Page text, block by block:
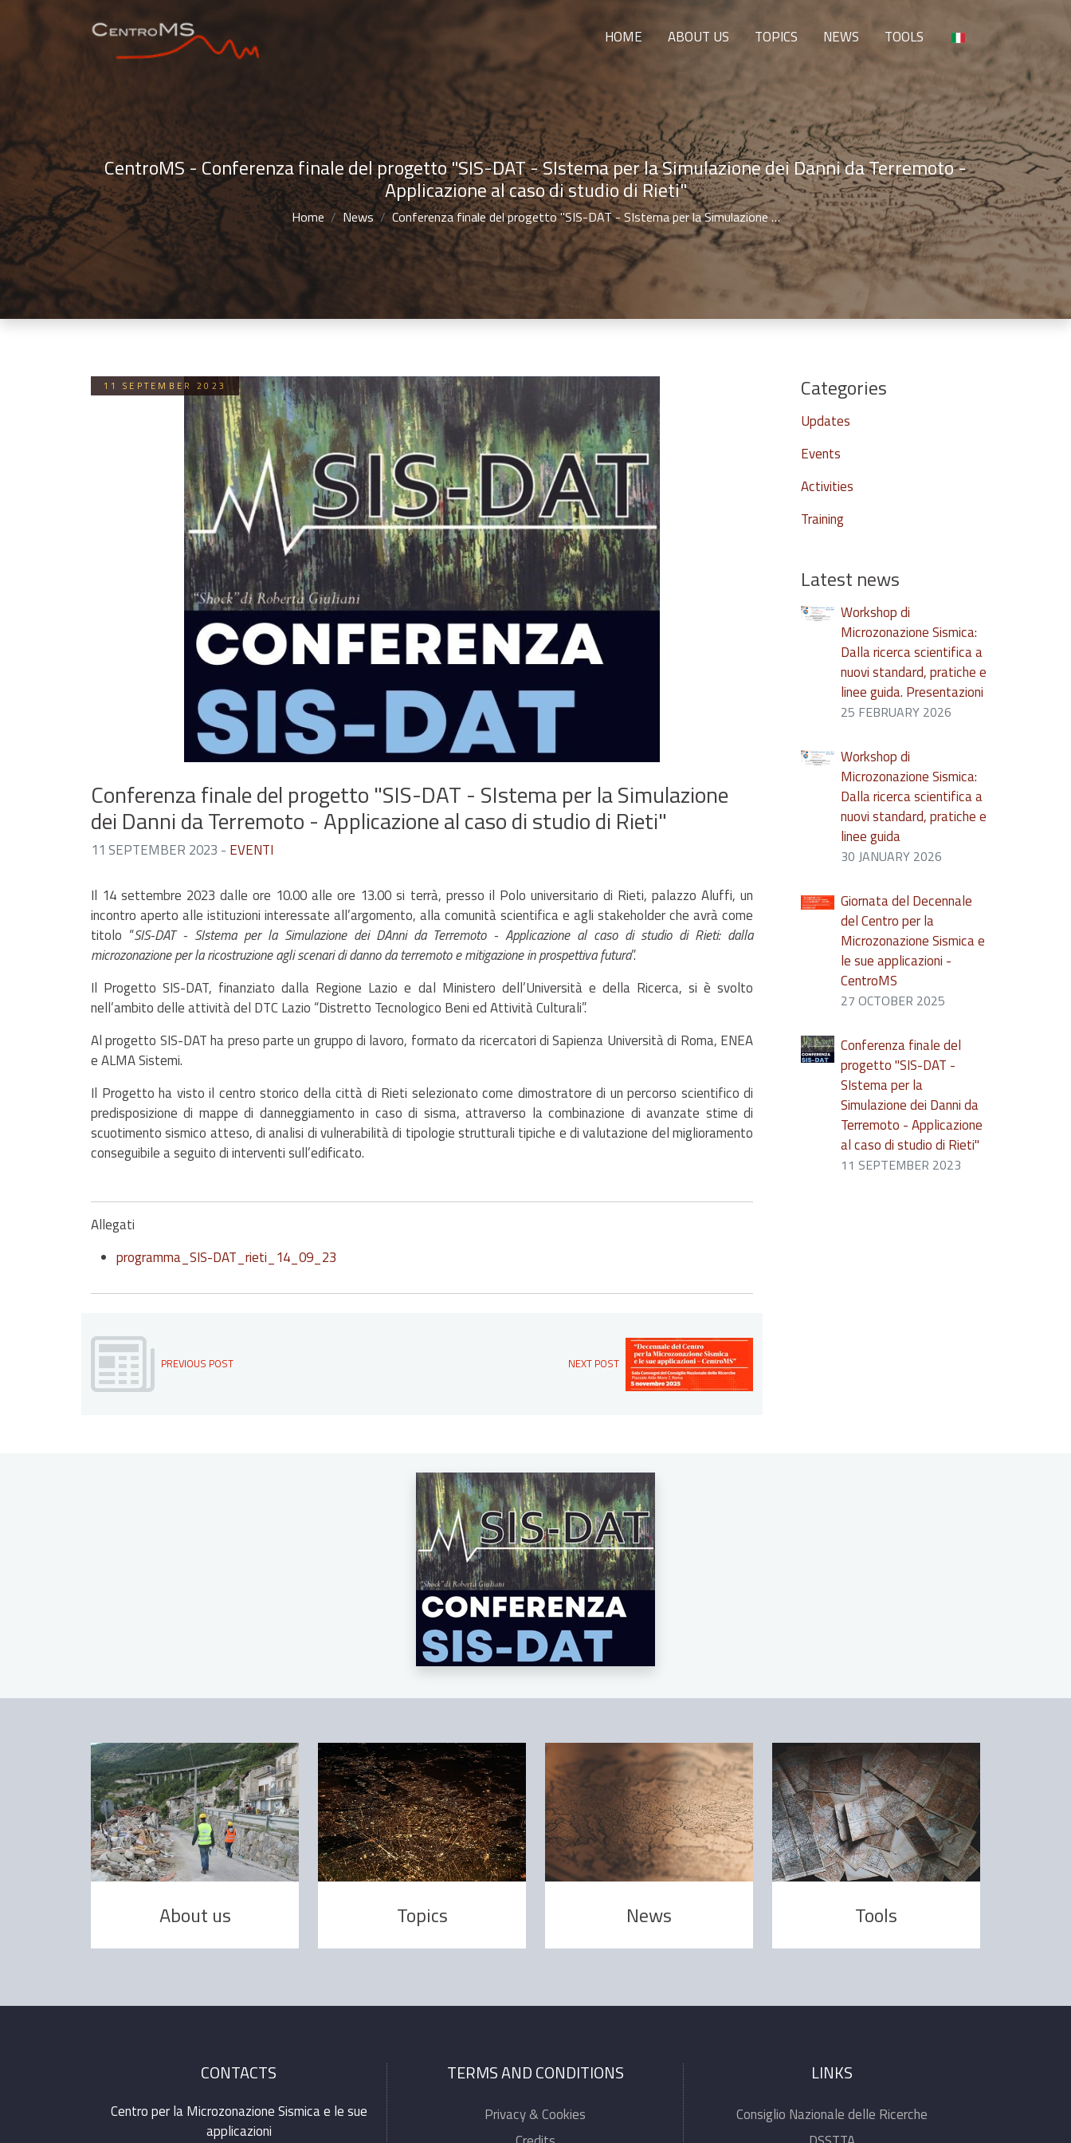
HOME ABOUT US TOPICS NEWS TOOLS
CentroMS - Conferenza finale del progetto "SIS-DAT - SIstema per la Simulazione dei Danni da Terremoto -
Applicazione al caso di studio di Rieti"
Home News Conferenza finale del progetto "SIS-DAT - SIstema per la Simulazione …
11 SEPTEMBER 2023
Conferenza finale del progetto "SIS-DAT - SIstema per la Simulazione
dei Danni da Terremoto - Applicazione al caso di studio di Rieti"
11 SEPTEMBER 2023 - EVENTI
Il 14 settembre 2023 dalle ore 10.00 alle ore 13.00 si terrà, presso il Polo universitario di Rieti, palazzo Aluffi, un
incontro aperto alle istituzioni interessate all’argomento, alla comunità scientifica e agli stakeholder che avrà come
titolo “SIS-DAT - SIstema per la Simulazione dei DAnni da Terremoto - Applicazione al caso di studio di Rieti: dalla
microzonazione per la ricostruzione agli scenari di danno da terremoto e mitigazione in prospettiva futura”.
Il Progetto SIS-DAT, finanziato dalla Regione Lazio e dal Ministero dell’Università e della Ricerca, si è svolto
nell’ambito delle attività del DTC Lazio “Distretto Tecnologico Beni ed Attività Culturali”.
Al progetto SIS-DAT ha preso parte un gruppo di lavoro, formato da ricercatori di Sapienza Università di Roma, ENEA
e ALMA Sistemi.
Il Progetto ha visto il centro storico della città di Rieti selezionato come dimostratore di un percorso scientifico di
predisposizione di mappe di danneggiamento in caso di sisma, attraverso la combinazione di avanzate stime di
scuotimento sismico atteso, di analisi di vulnerabilità di tipologie strutturali tipiche e di valutazione del miglioramento
conseguibile a seguito di interventi sull’edificato.
Allegati
programma_SIS-DAT_rieti_14_09_23
PREVIOUS POST NEXT POST
Categories
Updates
Events
Activities
Training
Latest news
Workshop di
Microzonazione Sismica:
Dalla ricerca scientifica a
nuovi standard, pratiche e
linee guida. Presentazioni
25 FEBRUARY 2026
Workshop di
Microzonazione Sismica:
Dalla ricerca scientifica a
nuovi standard, pratiche e
linee guida
30 JANUARY 2026
Giornata del Decennale
del Centro per la
Microzonazione Sismica e
le sue applicazioni -
CentroMS
27 OCTOBER 2025
Conferenza finale del
progetto "SIS-DAT -
SIstema per la
Simulazione dei Danni da
Terremoto - Applicazione
al caso di studio di Rieti"
11 SEPTEMBER 2023
About us Topics News Tools
CONTACTS
Centro per la Microzonazione Sismica e le sue
applicazioni
TERMS AND CONDITIONS
Privacy & Cookies
LINKS
Consiglio Nazionale delle Ricerche